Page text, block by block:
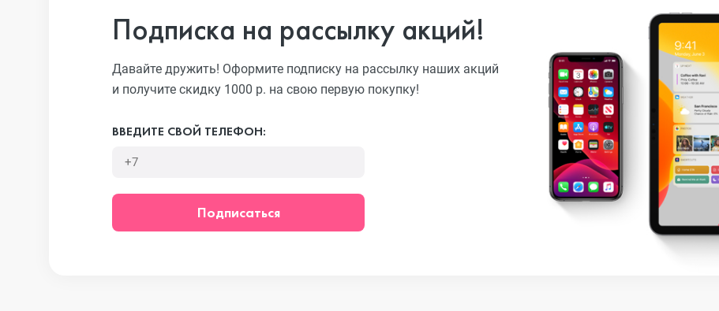
iPhone 13 Pro
Подписка на рассылку акций!
Давайте дружить! Оформите подписку на рассылку наших акций
и получите скидку 1000 р. на свою первую покупку!
ВВЕДИТЕ СВОЙ ТЕЛЕФОН:
Подписаться